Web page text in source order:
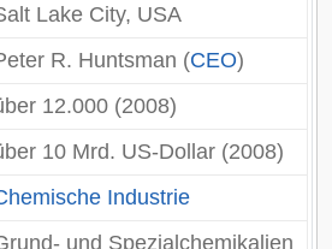
Lake City, USA
R. Huntsman (CEO)
12.000 (2008)
10 Mrd. US-Dollar (2008)
Industrie
und Spezialchemikalien